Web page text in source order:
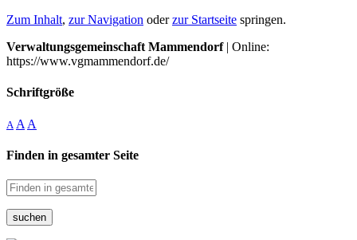
Zum Inhalt, zur Navigation oderzur Startseite springen.
Verwaltungsgemeinschaft Mammendorf| Online:
https://www.vgmammendorf.de/
Schriftgröße
A A A
Finden in gesamter Seite
suchen